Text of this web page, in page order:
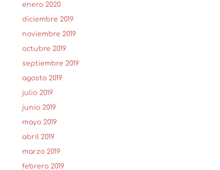
enero 2020
diciembre 2019
noviembre 2019
octubre 2019
septiembre 2019
agosto 2019
julio 2019
junio 2019
mayo 2019
abril 2019
marzo 2019
febrero 2019